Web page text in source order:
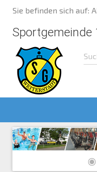
Sie befinden sich auf:
Sportgemeinde